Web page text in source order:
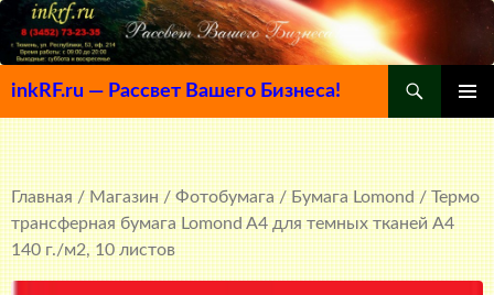
inkRF.ru — Рассвет Вашего Бизнеса!
МЕНЮ
К
СОДЕРЖИМОМУ
Главная/Магазин/Фотобумага/Бумага Lomond/ Термо
трансферная бумага Lomond A4 для темных тканей A4
140 г./м2, 10 листов